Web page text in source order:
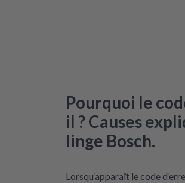
Pourquoi le
il ? Causes
linge Bosch.
Lorsqu’apparaît le code